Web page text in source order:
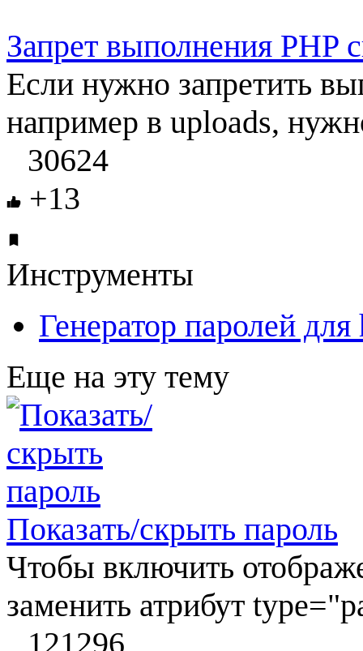
Запрет выполнения PHP
Если нужно запретить
например в uploads,
30624
+13
Инструменты
Генератор паролей
Еще на эту тему
Показать/скрыть пароль
Чтобы включить
заменить атрибут
121296